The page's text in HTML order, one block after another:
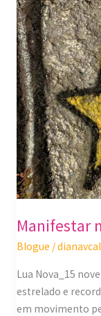
Manifestar
Blogue /
Lua Nova_15
estrelado e
em movimento